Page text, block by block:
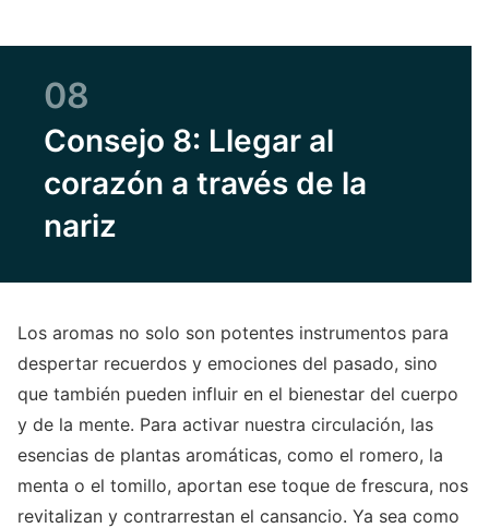
08
Consejo 8: Llegar al
corazón a través de la
nariz
Los aromas no solo son potentes instrumentos para
despertar recuerdos y emociones del pasado, sino
que también pueden influir en el bienestar del cuerpo
y de la mente. Para activar nuestra circulación, las
esencias de plantas aromáticas, como el romero, la
menta o el tomillo, aportan ese toque de frescura, nos
revitalizan y contrarrestan el cansancio. Ya sea como